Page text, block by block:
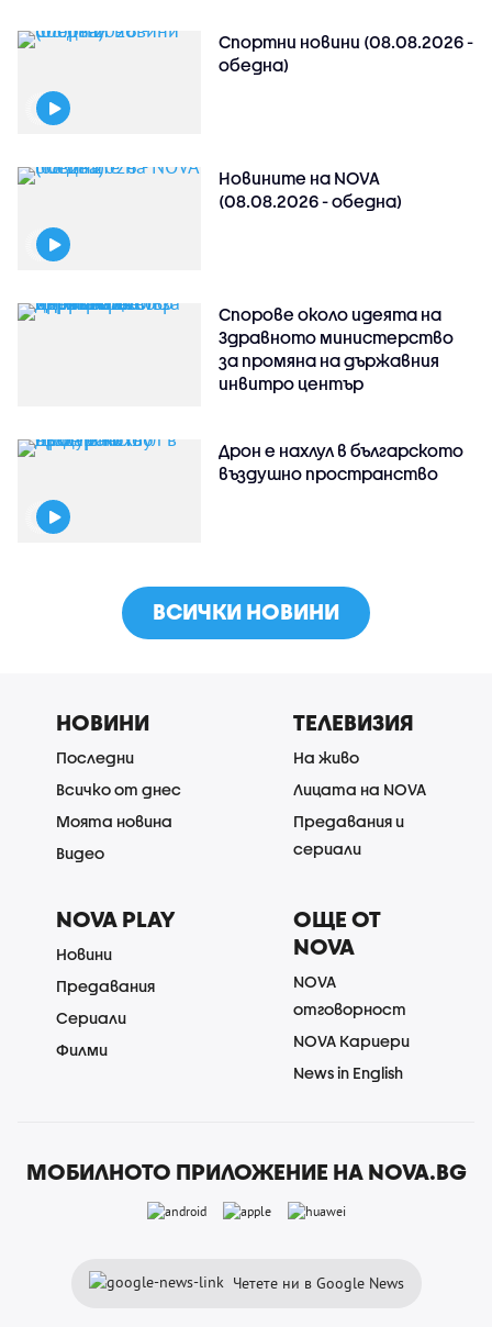
Спортни новини (08.08.2026 -
обедна)
Новините на NOVA
(08.08.2026 - обедна)
Спорове около идеята на
Здравното министерство
за промяна на държавния
инвитро център
Дрон е нахлул в българското
въздушно пространство
ВСИЧКИ НОВИНИ
НОВИНИ
Последни
Всичко от днес
Моята новина
Видео
ТЕЛЕВИЗИЯ
На живо
Лицата на NOVA
Предавания и
сериали
NOVA PLAY
Новини
Предавания
Сериали
Филми
ОЩЕ ОТ
NOVA
NOVA
отговорност
NOVA Кариери
News in English
МОБИЛНОТО ПРИЛОЖЕНИЕ НА NOVA.BG
Четете ни в Google News